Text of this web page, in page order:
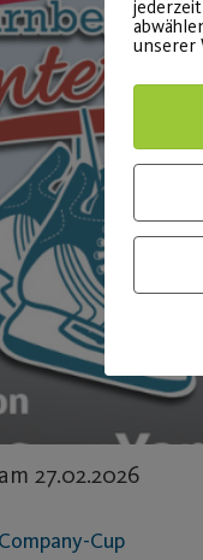
27.02.2026
Cup
unserer